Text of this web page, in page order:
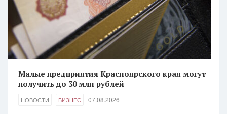
Малые предприятия Красноярского края могут
получить до 30 млн рублей
НОВОСТИ БИЗНЕС 07.08.2026